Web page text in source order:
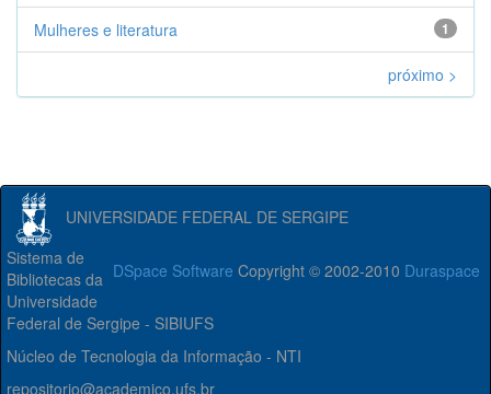
1
Mulheres e literatura
próximo >
UNIVERSIDADE FEDERAL DE SERGIPE
DSpace Software Copyright © 2002-2010 Duraspace
Sistema de
Bibliotecas da
Universidade
Federal de Sergipe - SIBIUFS
Núcleo de Tecnologia da Informação - NTI
repositorio@academico.ufs.br